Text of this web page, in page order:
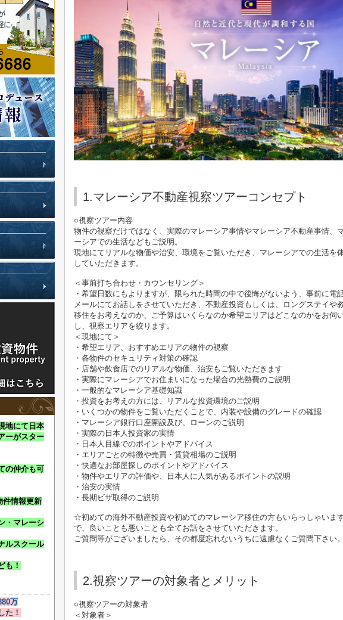
1.マレーシア不動産視察ツアーコンセプト
○視察ツアー内容
物件の視察だけではなく、実際のマレーシア事情やマレーシア不動産事情、
ーシアでの生活などもご説明。
現地にてリアルな物価や治安、環境をご覧いただき、マレーシアでの生活を
していただきます。
＜事前打ち合わせ・カウンセリング＞
・希望日数にもよりますが、限られた時間の中で後悔がないよう、 事前に電
メールにてお話しをさせていただき、不動産投資もしくは、ロングステイや
移住をお考えなのか、ご予算はいくらなのか希望エリアはどこなのかをお伺
し、視察エリアを絞ります。
＜現地にて＞
・希望エリア、おすすめエリアの物件の視察
・各物件のセキュリティ対策の確認
・店舗や飲食店でのリアルな物価、治安もご覧いただきます
・実際にマレーシアでお住まいになった場合の光熱費のご説明
・一般的なマレーシア基礎知識
・投資をお考えの方には、リアルな投資環境のご説明
・いくつかの物件をご覧いただくことで、内装や設備のグレードの確認
・マレーシア銀行口座開設及び、ローンのご説明
・実際の日本人投資家の実情
・日本人目線でのポイントやアドバイス
・エリアごとの特徴や売買・賃貸相場のご説明
・快適なお部屋探しのポイントやアドバイス
・物件やエリアの評価や、日本人に人気があるポイントの説明
・治安の実情
・長期ビザ取得のご説明
☆初めての海外不動産投資や初めてのマレーシア移住の方もいらっしゃいま
で、良いことも悪いことも全てお話をさせていただきます。
ご質問等がございましたら、その都度忘れないうちに遠慮なくご質問下さい。
2.視察ツアーの対象者とメリット
○視察ツアーの対象者
＜対象者＞
地にて日本
ーがスター
の仲介も可
件情報更新
・マレーシ
ルスクール
も！
万
た！